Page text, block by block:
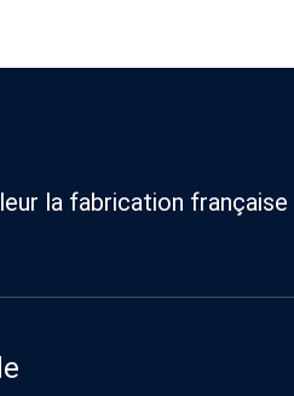
la fabrication